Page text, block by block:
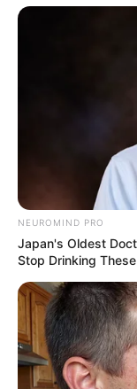
NEUROMIND PRO
Japan's Oldest
Stop Drinking